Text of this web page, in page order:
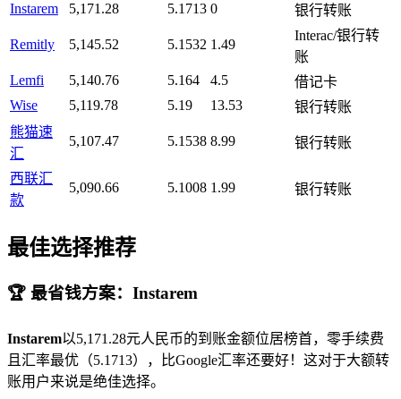
Instarem 5,171.28 5.1713 0 银行转账
Remitly 5,145.52 5.1532 1.49
Interac/银行转
账
Lemfi
5,140.76 5.164 4.5
借记卡
Wise
5,119.78 5.19 13.53
银行转账
熊猫速
汇
5,107.47 5.1538 8.99 银行转账
西联汇
款
5,090.66 5.1008 1.99 银行转账
最佳选择推荐
🏆 最省钱方案：Instarem
Instarem以5,171.28元人民币的到账金额位居榜首，零手续费
且汇率最优（5.1713），比Google汇率还要好！这对于大额转
账用户来说是绝佳选择。